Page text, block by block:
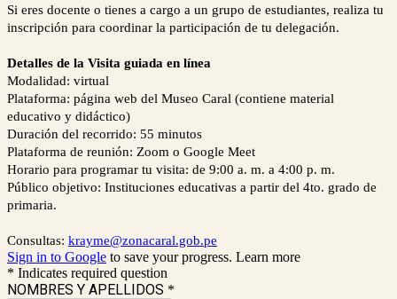
Si eres docente o tienes a cargo a un grupo de estudiantes, realiza tu
inscripción para coordinar la participación de tu delegación.
Detalles de la Visita guiada en línea
Modalidad: virtual
Plataforma: página web del Museo Caral (contiene material
educativo y didáctico)
Duración del recorrido: 55 minutos
Plataforma de reunión: Zoom o Google Meet
Horario para programar tu visita: de 9:00 a. m. a 4:00 p. m.
Público objetivo: Instituciones educativas a partir del 4to. grado de
primaria.
Consultas: krayme@zonacaral.gob.pe
Sign in to Google to save your progress. Learn more
* Indicates required question
NOMBRES Y APELLIDOS *